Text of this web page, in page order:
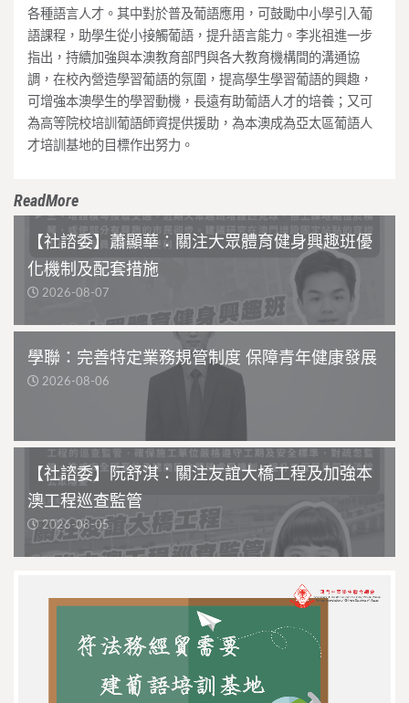
各種語言人才。其中對於普及葡語應用，可鼓勵中小學引入葡
語課程，助學生從小接觸葡語，提升語言能力。李兆祖進一步
指出，持續加強與本澳教育部門與各大教育機構間的溝通協
調，在校內營造學習葡語的氛圍，提高學生學習葡語的興趣，
可增強本澳學生的學習動機，長遠有助葡語人才的培養；又可
為高等院校培訓葡語師資提供援助，為本澳成為亞太區葡語人
才培訓基地的目標作出努力。
ReadMore
【社諮委】蕭顯華：關注大眾體育健身興趣班優
化機制及配套措施
2026-08-07
學聯：完善特定業務規管制度 保障青年健康發展
2026-08-06
【社諮委】阮舒淇：關注友誼大橋工程及加強本
澳工程巡查監管
2026-08-05